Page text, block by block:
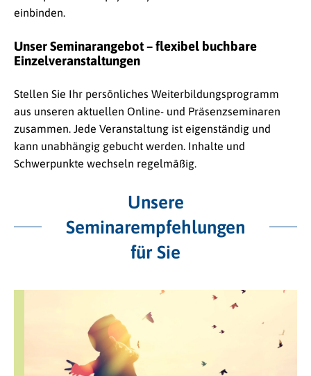
einbinden.
Unser Seminarangebot – flexibel buchbare
Einzelveranstaltungen
Stellen Sie Ihr persönliches Weiterbildungsprogramm
aus unseren aktuellen Online- und Präsenzseminaren
zusammen. Jede Veranstaltung ist eigenständig und
kann unabhängig gebucht werden. Inhalte und
Schwerpunkte wechseln regelmäßig.
Unsere
Seminarempfehlungen
für Sie